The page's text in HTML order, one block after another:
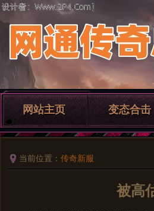
网站主页 变态合击
当前位置： 传奇新服
被高